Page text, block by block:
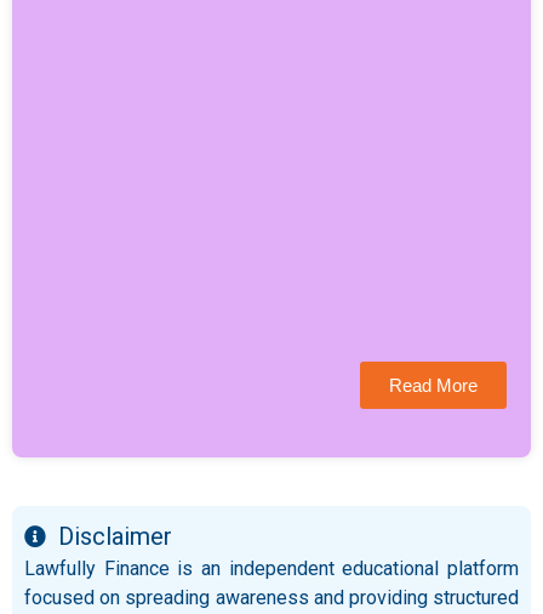
Read More
Disclaimer
Lawfully Finance is an independent educational platform
focused on spreading awareness and providing structured